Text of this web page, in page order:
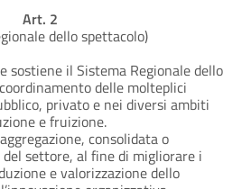
Art. 2
dello spettacolo)
sostiene il Sistema Regionale dello
delle molteplici
privato e nei diversi ambiti
e fruizione.
consolidata o
settore, al fine di migliorare i
e valorizzazione dello